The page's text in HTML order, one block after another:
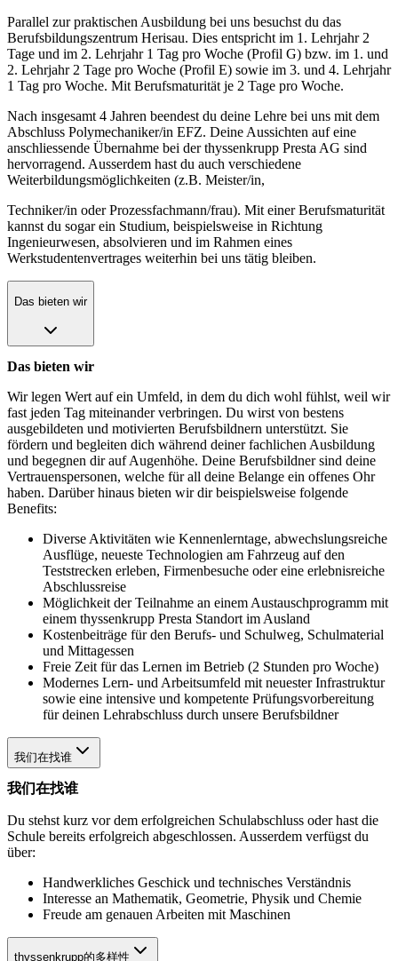
Parallel zur praktischen Ausbildung bei uns besuchst du das
Berufsbildungszentrum Herisau. Dies entspricht im 1. Lehrjahr 2
Tage und im 2. Lehrjahr 1 Tag pro Woche (Profil G) bzw. im 1. und
2. Lehrjahr 2 Tage pro Woche (Profil E) sowie im 3. und 4. Lehrjahr
1 Tag pro Woche. Mit Berufsmaturität je 2 Tage pro Woche.
Nach insgesamt 4 Jahren beendest du deine Lehre bei uns mit dem
Abschluss Polymechaniker/in EFZ. Deine Aussichten auf eine
anschliessende Übernahme bei der thyssenkrupp Presta AG sind
hervorragend. Ausserdem hast du auch verschiedene
Weiterbildungsmöglichkeiten (z.B. Meister/in,
Techniker/in oder Prozessfachmann/frau). Mit einer Berufsmaturität
kannst du sogar ein Studium, beispielsweise in Richtung
Ingenieurwesen, absolvieren und im Rahmen eines
Werkstudentenvertrages weiterhin bei uns tätig bleiben.
Das bieten wir
Das bieten wir
Wir legen Wert auf ein Umfeld, in dem du dich wohl fühlst, weil wir
fast jeden Tag miteinander verbringen. Du wirst von bestens
ausgebildeten und motivierten Berufsbildnern unterstützt. Sie
fördern und begleiten dich während deiner fachlichen Ausbildung
und begegnen dir auf Augenhöhe. Deine Berufsbildner sind deine
Vertrauenspersonen, welche für all deine Belange ein offenes Ohr
haben. Darüber hinaus bieten wir dir beispielsweise folgende
Benefits:
Diverse Aktivitäten wie Kennenlerntage, abwechslungsreiche
Ausflüge, neueste Technologien am Fahrzeug auf den
Teststrecken erleben, Firmenbesuche oder eine erlebnisreiche
Abschlussreise
Möglichkeit der Teilnahme an einem Austauschprogramm mit
einem thyssenkrupp Presta Standort im Ausland
Kostenbeiträge für den Berufs- und Schulweg, Schulmaterial
und Mittagessen
Freie Zeit für das Lernen im Betrieb (2 Stunden pro Woche)
Modernes Lern- und Arbeitsumfeld mit neuester Infrastruktur
sowie eine intensive und kompetente Prüfungsvorbereitung
für deinen Lehrabschluss durch unsere Berufsbildner
我们在找谁
我们在找谁
Du stehst kurz vor dem erfolgreichen Schulabschluss oder hast die
Schule bereits erfolgreich abgeschlossen. Ausserdem verfügst du
über:
Handwerkliches Geschick und technisches Verständnis
Interesse an Mathematik, Geometrie, Physik und Chemie
Freude am genauen Arbeiten mit Maschinen
thyssenkrupp的多样性